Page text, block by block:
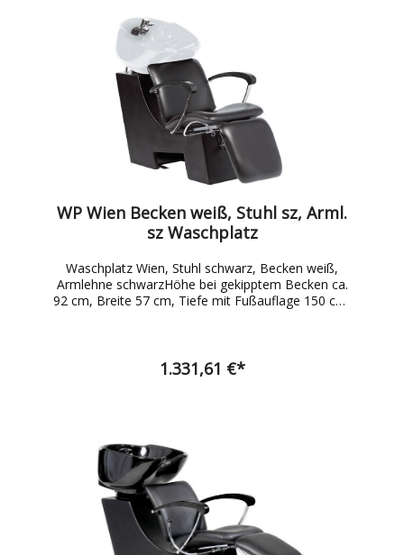
WP Wien Becken weiß, Stuhl sz, Arml.
sz Waschplatz
Waschplatz Wien, Stuhl schwarz, Becken weiß,
Armlehne schwarzHöhe bei gekipptem Becken ca.
92 cm, Breite 57 cm, Tiefe mit Fußauflage 150 cm,
1.331,61 €*